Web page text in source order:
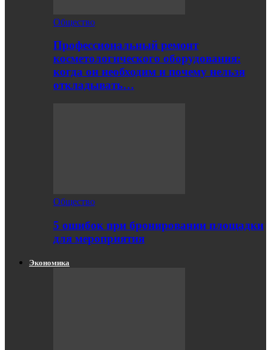
Общество
Профессиональный ремонт
косметологического оборудования:
когда он необходим и почему нельзя
откладывать…
Общество
5 ошибок при бронировании площадки
для мероприятия
Экономика